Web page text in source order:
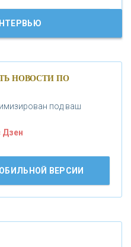
БАНК»
впервые за 19 лет -
НОВОСТИ ПО
под ваш
Дзен
ВЕРСИИ